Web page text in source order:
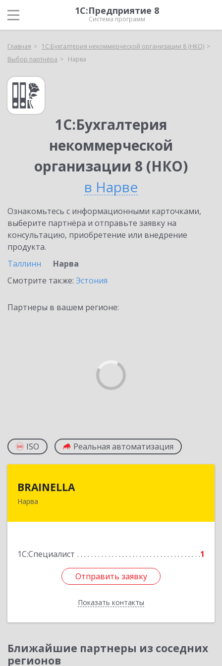
1С:Предприятие 8
Система программ
Главная
1С:Бухгалтерия некоммерческой организации 8 (НКО)
Выбор партнёра
Нарва
1С:Бухгалтерия
некоммерческой
организации 8 (НКО)
в Нарве
Ознакомьтесь с информационными карточками,
выберите партнёра и отправьте заявку на
консультацию, приобретение или внедрение
продукта.
Таллинн
Нарва
Смотрите также: Эстония
Партнеры в вашем регионе:
ISO Реальная автоматизация
BRAINELLA
Нарва
1С:Специалист 1
Отправить заявку
Показать контакты
Отправить заявку
Назад
Ближайшие партнеры из соседних
регионов